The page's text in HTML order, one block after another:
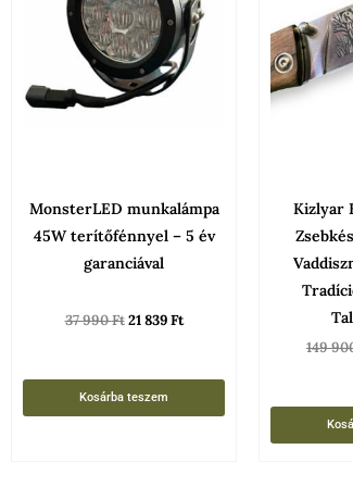
MonsterLED munkalámpa
45W terítőfénnyel – 5 év
garanciával
37 990Ft 21 839Ft
Kosárba teszem
Kizlyar
149